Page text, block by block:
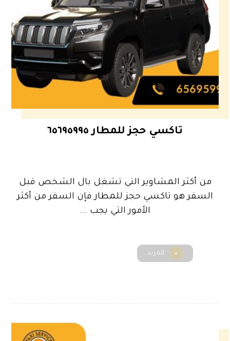
تاكسي حجز للمطار ٦٥٦٩٥٩٩٥
من أكثر المشاوير التي تشغل بال الشخص قبل
السفر هو تاكسي حجز للمطار فإن السفر من أكثر
الأمور التي يجب ...
المزيد